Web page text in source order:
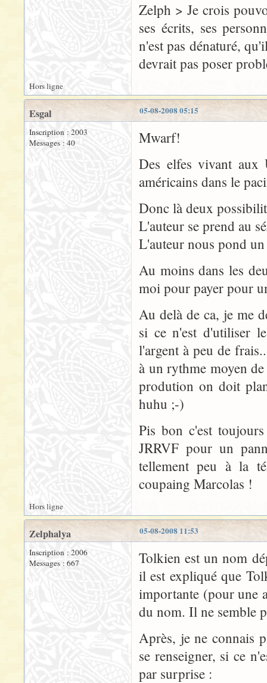
Zelph > Je crois
ses écrits, ses
n'est pas dénaturé,
devrait pas poser
Hors ligne
05-08-2008 05:15
Esgal
Inscription : 2003
Messages : 40
Mwarf!
Des elfes vivant
américains dans le
Donc là deux
L'auteur se prend au
L'auteur nous pond
Au moins dans les
moi pour payer pour
Au delà de ca, je me
si ce n'est d'utiliser
l'argent à peu de
à un rythme moyen
prodution on doit
huhu ;-)
Pis bon c'est
JRRVF pour un
tellement peu à la
coupaing Marcolas !
Hors ligne
05-08-2008 11:53
Zelphalya
Inscription : 2006
Messages : 667
Tolkien est un nom
il est expliqué que
importante (pour une
du nom. Il ne semble
Après, je ne connais
se renseigner, si ce
par surprise :